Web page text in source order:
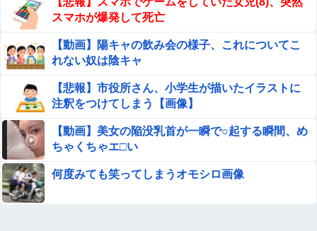
スマホが爆発して死亡
【動画】陽キャの飲み会の様子、これについてこ
れない奴は陰キャ
【悲報】市役所さん、小学生が描いたイラストに
注釈をつけてしまう【画像】
【動画】美女の陥没乳首が一瞬で○起する瞬間、め
ちゃくちゃエ□い
何度みても笑ってしまうオモシロ画像